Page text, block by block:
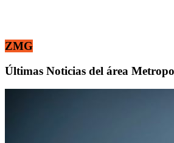
ZMG
Últimas Noticias del área